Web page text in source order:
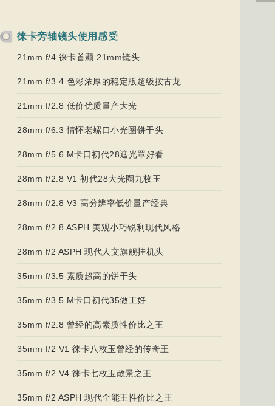
徕卡旁轴镜头使用感受
21mm f/4 徕卡首颗 21mm镜头
21mm f/3.4 色彩浓厚的稳定版超级按古龙
21mm f/2.8 低价优质量产大光
28mm f/6.3 情怀老螺口小光圈饼干头
28mm f/5.6 M卡口初代28遮光罩好看
28mm f/2.8 V1 初代28大光圈九枚玉
28mm f/2.8 V3 高分辨率低价量产经典
28mm f/2.8 ASPH 美观小巧锐利现代风格
28mm f/2 ASPH 现代人文旗舰挂机头
35mm f/3.5 素质超高的饼干头
35mm f/3.5 M卡口初代35做工好
35mm f/2.8 曾经的高素质性价比之王
35mm f/2 V1 徕卡八枚玉曾经的传奇王
35mm f/2 V4 徕卡七枚玉散景之王
35mm f/2 ASPH 现代全能王性价比之王